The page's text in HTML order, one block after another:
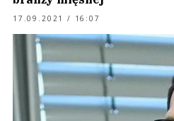
17.09.2021 / 16:07